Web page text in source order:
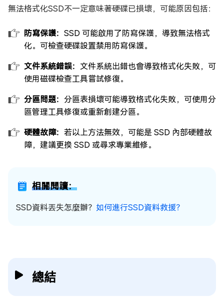
無法格式化SSD不一定意味著硬碟已損壞，可能原因包括：
防寫保護： SSD 可能啟用了防寫保護，導致無法格式
化。可檢查硬碟設置禁用防寫保護。
文件系統錯誤： 文件系統出錯也會導致格式化失敗，可
使用磁碟檢查工具嘗試修復。
分區問題： 分區表損壞可能導致格式化失敗，可使用分
區管理工具修復或重新創建分區。
硬體故障： 若以上方法無效，可能是 SSD 內部硬體故
障，建議更換 SSD 或尋求專業維修。
相關閱讀：
SSD資料丟失怎麼辦？ 如何進行SSD資料救援？
總結